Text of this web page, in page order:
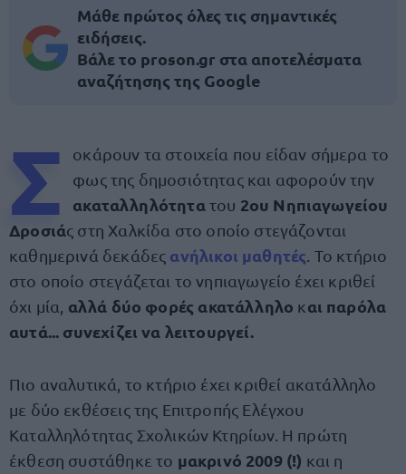
Μάθε πρώτος όλες τις σημαντικές
ειδήσεις.
Βάλε το proson.gr στα αποτελέσματα
αναζήτησης της Google
Σ
οκάρουν τα στοιχεία που είδαν σήμερα το
φως της δημοσιότητας και αφορούν την
ακαταλληλότητα του 2ου Νηπιαγωγείου
Δροσιάς στη Χαλκίδα στο οποίο στεγάζονται
καθημερινά δεκάδες ανήλικοι μαθητές . Το κτήριο
στο οποίο στεγάζεται το νηπιαγωγείο έχει κριθεί
όχι μία, αλλά δύο φορές ακατάλληλο και παρόλα
αυτά... συνεχίζει να λειτουργεί.
Πιο αναλυτικά, το κτήριο έχει κριθεί ακατάλληλο
με δύο εκθέσεις της Επιτροπής Ελέγχου
Καταλληλότητας Σχολικών Κτηρίων. Η πρώτη
έκθεση συστάθηκε το μακρινό 2009 (!) και η